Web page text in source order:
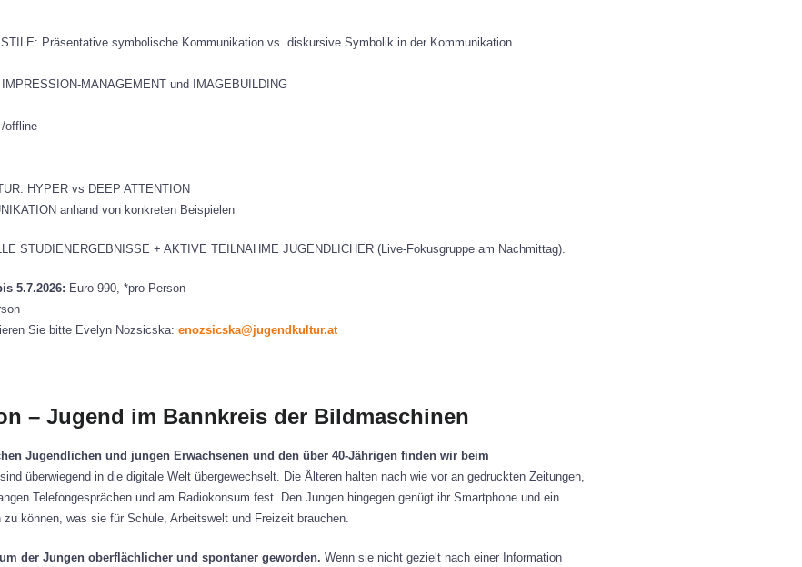
Präsentative symbolische Kommunikation vs. diskursive Symbolik in der Kommunikation
MANAGEMENT und IMAGEBUILDING
offline
HYPER vs DEEP ATTENTION
anhand von konkreten Beispielen
STUDIENERGEBNISSE + AKTIVE TEILNAHME JUGENDLICHER (Live-Fokusgruppe am Nachmittag).
5.7.2026: Euro 990,-*pro Person
Sie bitte Evelyn Nozsicska: enozsicska@jugendkultur.at
– Jugend im Bannkreis der Bildmaschinen
Jugendlichen und jungen Erwachsenen und den über 40-Jährigen finden wir beim
überwiegend in die digitale Welt übergewechselt. Die Älteren halten nach wie vor an gedruckten Zeitungen,
Telefongesprächen und am Radiokonsum fest. Den Jungen hingegen genügt ihr Smartphone und ein
können, was sie für Schule, Arbeitswelt und Freizeit brauchen.
der Jungen oberflächlicher und spontaner geworden. Wenn sie nicht gezielt nach einer Information